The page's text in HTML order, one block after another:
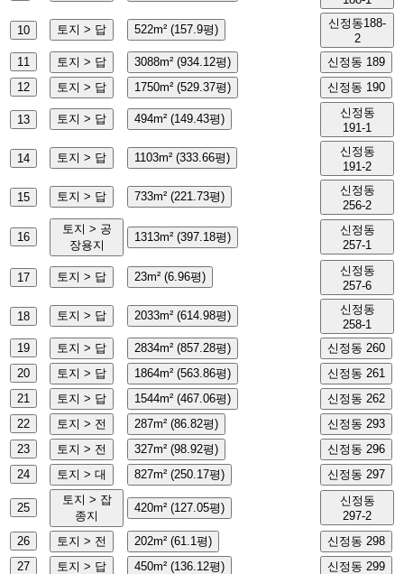
10 토지 > 답 522m² (157.9평)
신정동188-
2
11
토지 > 답 3088m² (934.12평)
신정동 189
12
토지 > 답 1750m² (529.37평) 신정동 190
13 토지 > 답 494m² (149.43평)
신정동
191-1
14 토지 > 답 1103m² (333.66평)
신정동
191-2
15 토지 > 답 733m² (221.73평)
신정동
256-2
16
토지 > 공
장용지
1313m² (397.18평)
신정동
257-1
17 토지 > 답 23m² (6.96평)
신정동
257-6
18 토지 > 답 2033m² (614.98평)
신정동
258-1
19
토지 > 답 2834m² (857.28평)
신정동 260
20
토지 > 답 1864m² (563.86평)
신정동 261
21
토지 > 답 1544m² (467.06평)
신정동 262
22
토지 > 전 287m² (86.82평)
신정동 293
23
토지 > 전 327m² (98.92평)
신정동 296
24
토지 > 대 827m² (250.17평) 신정동 297
25
토지 > 잡
종지
420m² (127.05평)
신정동
297-2
26
토지 > 전 202m² (61.1평)
신정동 298
27
토지 > 답 450m² (136.12평)
신정동 299